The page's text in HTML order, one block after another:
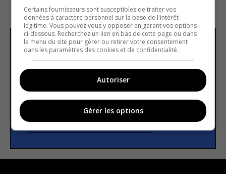
S’inscrire à la newsletter
S’INSCRIRE
Certains fournisseurs sont susceptibles de traiter vos
données à caractère personnel sur la base de l'intérêt
légitime. Vous pouvez vous y opposer en gérant vos options
ci-dessous. Recherchez un lien en bas de cette page ou dans
le menu du site pour gérer ou retirer votre consentement
dans les paramètres des cookies et de confidentialité.
Autoriser
Gérer les options